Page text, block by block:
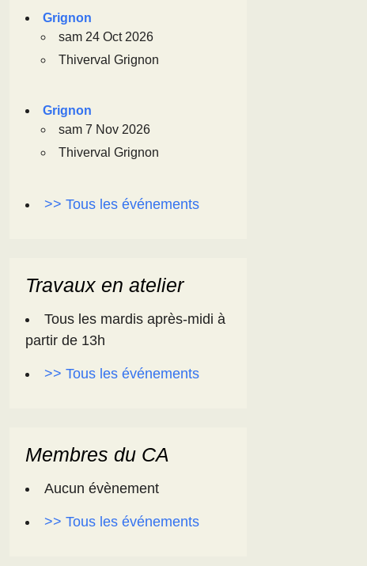
Grignon
sam 24 Oct 2026
Thiverval Grignon
Grignon
sam 7 Nov 2026
Thiverval Grignon
>> Tous les événements
Travaux en atelier
Tous les mardis après-midi à
partir de 13h
>> Tous les événements
Membres du CA
Aucun évènement
>> Tous les événements